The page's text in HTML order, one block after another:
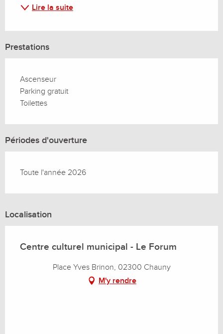
Lire la suite
Prestations
Ascenseur
Parking gratuit
Toilettes
Périodes d'ouverture
Toute l'année 2026
Localisation
Centre culturel municipal - Le Forum
Place Yves Brinon, 02300 Chauny
M'y rendre